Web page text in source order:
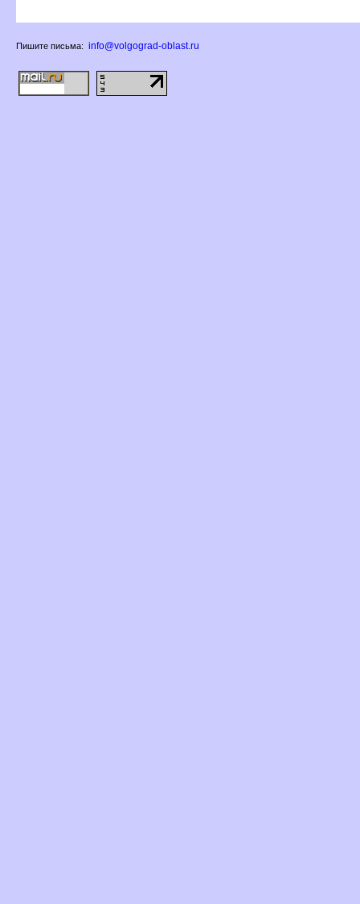
Пишите письма: info@volgograd-oblast.ru